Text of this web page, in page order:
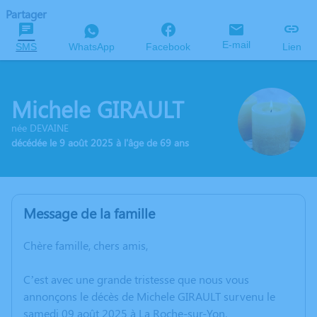
Partager
SMS WhatsApp Facebook E-mail Lien
Michele GIRAULT
née DEVAINE
décédée le 9 août 2025 à l'âge de 69 ans
Message de la famille
Chère famille, chers amis,
C’est avec une grande tristesse que nous vous
annonçons le décès de Michele GIRAULT survenu le
samedi 09 août 2025 à La Roche-sur-Yon.